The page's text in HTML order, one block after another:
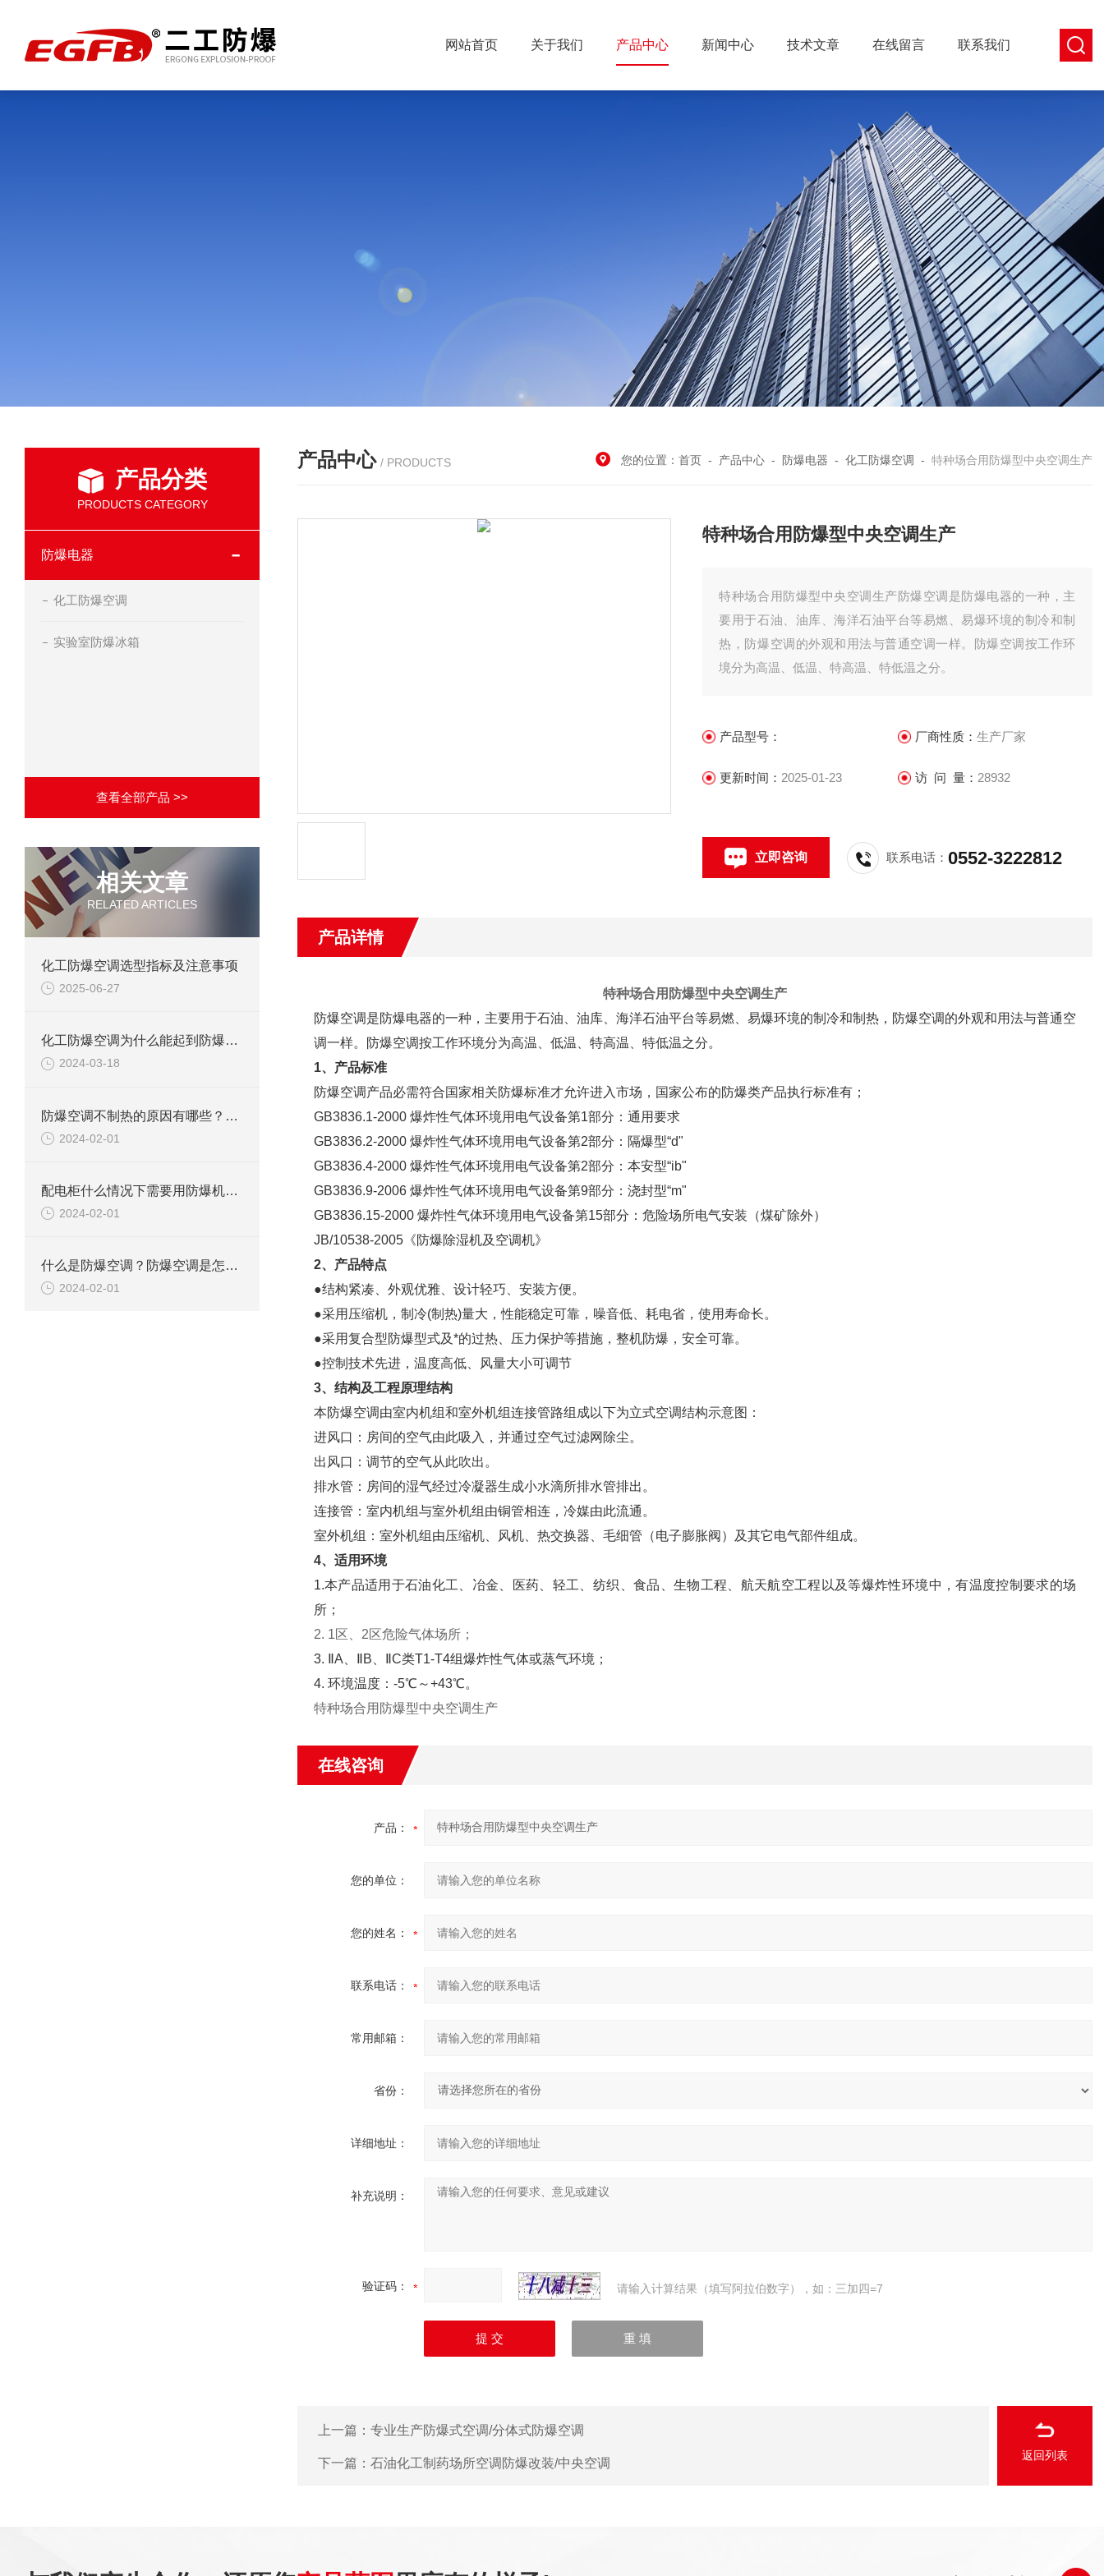
网站首页 关于我们 产品中心 新闻中心 技术文章 在线留言 联系我们
产品分类
PRODUCTS CATEGORY
防爆电器
化工防爆空调
实验室防爆冰箱
查看全部产品 >>
相关文章
RELATED ARTICLES
化工防爆空调选型指标及注意事项
2025-06-27
化工防爆空调为什么能起到防爆作用？
2024-03-18
防爆空调不制热的原因有哪些？如何解决
2024-02-01
配电柜什么情况下需要用防爆机柜空调？
2024-02-01
什么是防爆空调？防爆空调是怎么防爆的？
2024-02-01
产品中心 / PRODUCTS 您的位置： 首页 - 产品中心 - 防爆电器 - 化工防爆空调 - 特种场合用防爆型中央空调生产
特种场合用防爆型中央空调生产
特种场合用防爆型中央空调生产防爆空调是防爆电器的一种，主
要用于石油、油库、海洋石油平台等易燃、易爆环境的制冷和制
热，防爆空调的外观和用法与普通空调一样。防爆空调按工作环
境分为高温、低温、特高温、特低温之分。
产品型号： 厂商性质： 生产厂家
更新时间： 2025-01-23 访 问 量： 28932
立即咨询 联系电话：0552-3222812
产品详情
特种场合用防爆型中央空调生产
防爆空调是防爆电器的一种，主要用于石油、油库、海洋石油平台等易燃、易爆环境的制冷和制热，防爆空调的外观和用法与普通空
调一样。防爆空调按工作环境分为高温、低温、特高温、特低温之分。
1、产品标准
防爆空调产品必需符合国家相关防爆标准才允许进入市场，国家公布的防爆类产品执行标准有；
GB3836.1-2000 爆炸性气体环境用电气设备第1部分：通用要求
GB3836.2-2000 爆炸性气体环境用电气设备第2部分：隔爆型“d"
GB3836.4-2000 爆炸性气体环境用电气设备第2部分：本安型“ib"
GB3836.9-2006 爆炸性气体环境用电气设备第9部分：浇封型“m"
GB3836.15-2000 爆炸性气体环境用电气设备第15部分：危险场所电气安装（煤矿除外）
JB/10538-2005《防爆除湿机及空调机》
2、产品特点
●结构紧凑、外观优雅、设计轻巧、安装方便。
●采用压缩机，制冷(制热)量大，性能稳定可靠，噪音低、耗电省，使用寿命长。
●采用复合型防爆型式及*的过热、压力保护等措施，整机防爆，安全可靠。
●控制技术先进，温度高低、风量大小可调节
3、结构及工程原理结构
本防爆空调由室内机组和室外机组连接管路组成以下为立式空调结构示意图：
进风口：房间的空气由此吸入，并通过空气过滤网除尘。
出风口：调节的空气从此吹出。
排水管：房间的湿气经过冷凝器生成小水滴所排水管排出。
连接管：室内机组与室外机组由铜管相连，冷媒由此流通。
室外机组：室外机组由压缩机、风机、热交换器、毛细管（电子膨胀阀）及其它电气部件组成。
4、适用环境
1.本产品适用于石油化工、冶金、医药、轻工、纺织、食品、生物工程、航天航空工程以及等爆炸性环境中，有温度控制要求的场
所；
2. 1区、2区危险气体场所；
3. ⅡA、ⅡB、ⅡC类T1-T4组爆炸性气体或蒸气环境；
4. 环境温度：-5℃～+43℃。
特种场合用防爆型中央空调生产
在线咨询
产品：
您的单位：
您的姓名：
联系电话：
常用邮箱：
省份：
详细地址：
补充说明：
验证码： 请输入计算结果（填写阿拉伯数字），如：三加四=7
上一篇： 专业生产防爆式空调/分体式防爆空调
下一篇： 石油化工制药场所空调防爆改装/中央空调
返回列表